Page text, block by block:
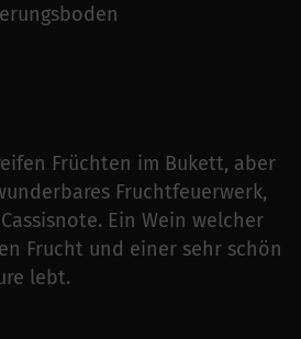
Früchten im Bukett, aber
Fruchtfeuerwerk,
Ein Wein welcher
Frucht und einer sehr schön
lebt.